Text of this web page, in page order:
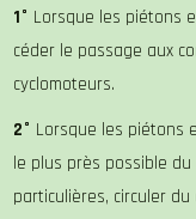
1° Lorsque les piétons
céder le passage aux
cyclomoteurs.
2° Lorsque les piétons
le plus près possible
particulières, circuler